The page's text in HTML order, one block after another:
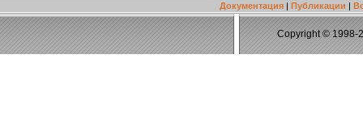
Документация | Публикации |
Copyright © 1998-